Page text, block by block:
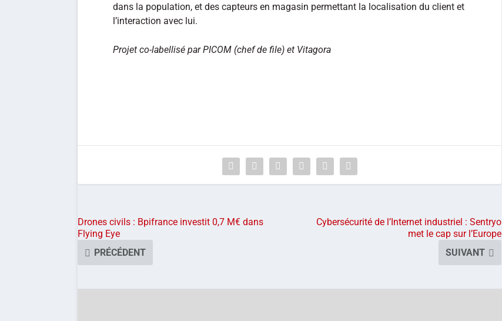
dans la population, et des capteurs en magasin permettant la localisation du client et
l’interaction avec lui.
Projet co-labellisé par PICOM (chef de file) et Vitagora
Drones civils : Bpifrance investit 0,7 M€ dans
Flying Eye
PRÉCÉDENT
Cybersécurité de l’Internet industriel : Sentryo
met le cap sur l’Europe
SUIVANT